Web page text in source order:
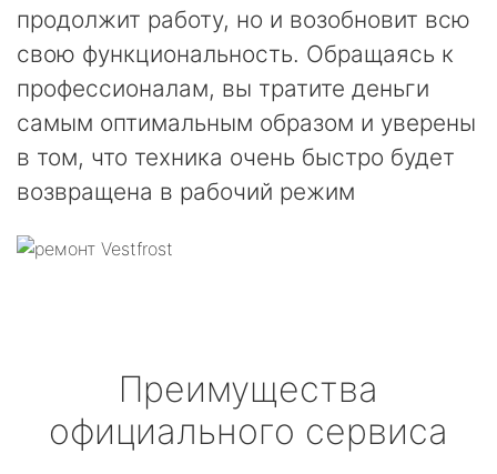
продолжит работу, но и возобновит всю
свою функциональность. Обращаясь к
профессионалам, вы тратите деньги
самым оптимальным образом и уверены
в том, что техника очень быстро будет
возвращена в рабочий режим
Преимущества
официального сервиса